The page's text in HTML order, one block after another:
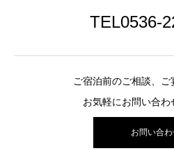
TEL0536-
ご宿泊前のご相談、
お気軽にお問い合わ
お問い合